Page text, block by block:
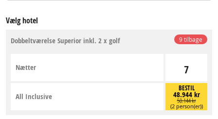
Vælg hotel
9 tilbage
Dobbeltværelse Superior inkl. 2 x golf
7
Nætter
BESTIL
48.944 kr
50.144 kr
(2 person(er))
All Inclusive